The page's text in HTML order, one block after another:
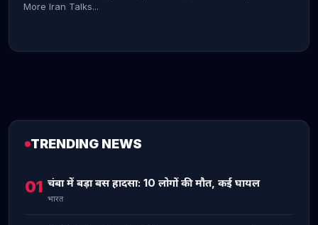
More Iran Talks...
TRENDING NEWS
01 चंबा में बड़ा बस हादसा: 10 लोगों की मौत, कई घायल
भारत